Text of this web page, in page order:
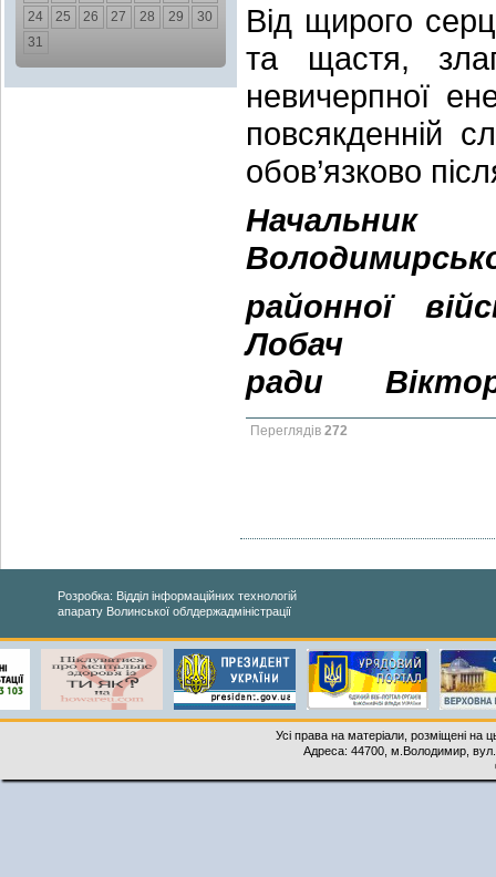
24
25 26 27 28 29
30
31
Від щирого
та щастя,
невичерпної
повсякденній
обов’язково
Начальник
районної
Лобач
ради
Переглядів 272
Розробка: Відділ інформаційних технологій
апарату Волинської облдержадміністрації
Усі права на матеріали, розміщені на
Адреса: 44700, м.Володимир,